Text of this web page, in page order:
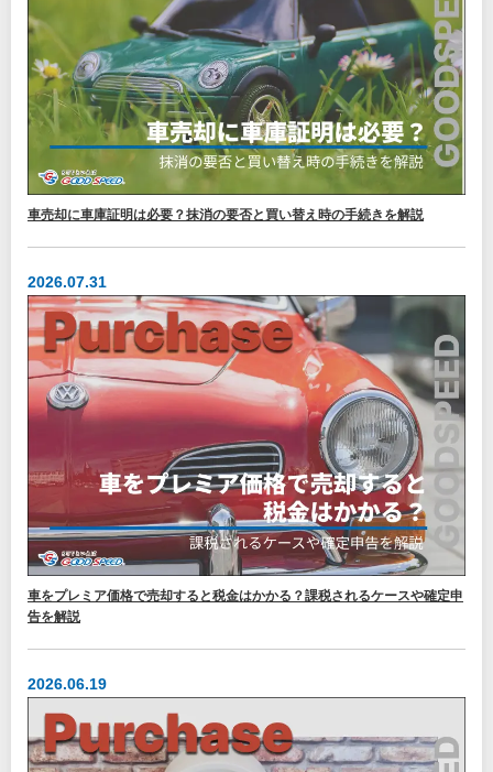
車売却に車庫証明は必要？抹消の要否と買い替え時の手続きを解説
2026.07.31
車をプレミア価格で売却すると税金はかかる？課税されるケースや確定申
告を解説
2026.06.19